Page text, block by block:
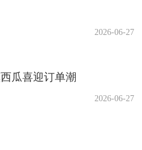
2026-06-27
瓜喜迎订单潮
2026-06-27